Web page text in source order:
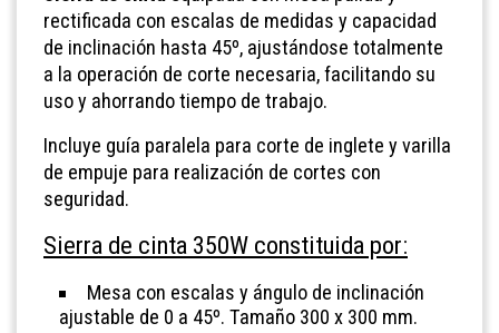
rectificada con escalas de medidas y capacidad
de inclinación hasta 45º, ajustándose totalmente
a la operación de corte necesaria, facilitando su
uso y ahorrando tiempo de trabajo.
Incluye guía paralela para corte de inglete y varilla
de empuje para realización de cortes con
seguridad.
Sierra de cinta 350W constituida por:
Mesa con escalas y ángulo de inclinación
ajustable de 0 a 45º. Tamaño 300 x 300 mm.